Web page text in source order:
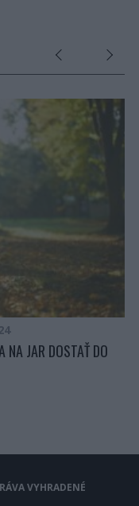
NA JAR DOSTAŤ DO
VYHRADENÉ